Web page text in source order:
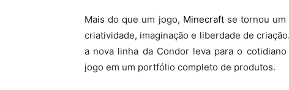
Mais do que um jogo, Minecraftse tornou um
criatividade, imaginação e liberdade de
a nova linha da Condor leva para o
jogo em um portfólio completo de produtos.